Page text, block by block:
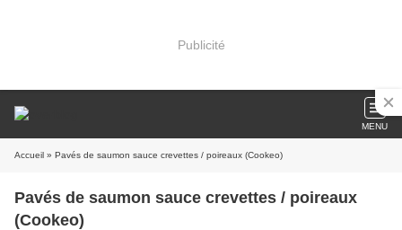
Publicité
MENU
Accueil » Pavés de saumon sauce crevettes / poireaux (Cookeo)
Pavés de saumon sauce crevettes / poireaux
(Cookeo)